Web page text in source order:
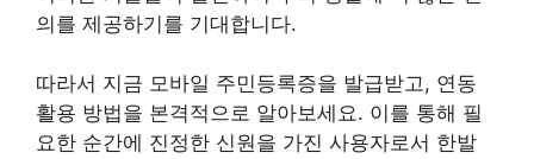
의를 제공하기를 기대합니다.
따라서 지금 모바일 주민등록증을 발급받고, 연동
활용 방법을 본격적으로 알아보세요. 이를 통해 필
요한 순간에 진정한 신원을 가진 사용자로서 한발